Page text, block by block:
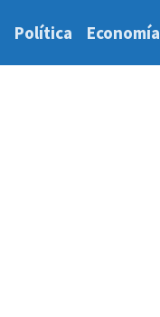
Política Economía